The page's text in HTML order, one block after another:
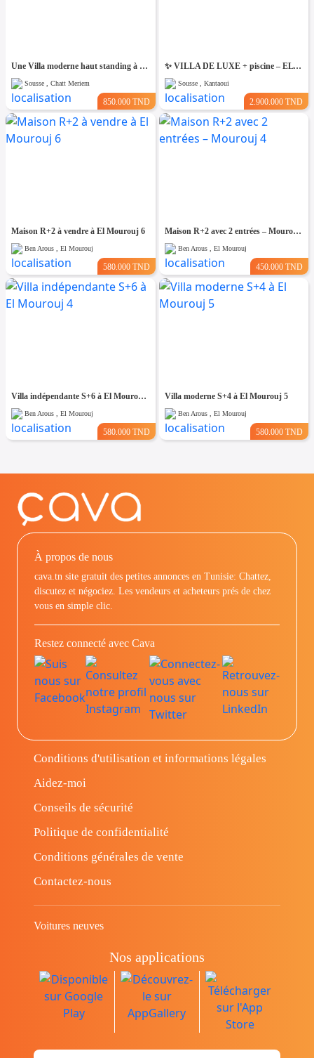
Une Villa moderne haut standing à Chatt Mariem Sousse Vue mer
Sousse , Chatt Meriem
850.000 TND
​✨ VILLA DE LUXE + piscine – EL KANTAOUI, SOUSSE
Sousse , Kantaoui
2.900.000 TND
Maison R+2 à vendre à El Mourouj 6
Ben Arous , El Mourouj
580.000 TND
Maison R+2 avec 2 entrées – Mourouj 4
Ben Arous , El Mourouj
450.000 TND
Villa indépendante S+6 à El Mourouj 4
Ben Arous , El Mourouj
580.000 TND
Villa moderne S+4 à El Mourouj 5
Ben Arous , El Mourouj
580.000 TND
À propos de nous
cava.tn site gratuit des petites annonces en Tunisie: Chattez,
discutez et négociez. Les vendeurs et acheteurs prés de chez
vous en simple clic.
Restez connecté avec Cava
Conditions d'utilisation et informations légales
Aidez-moi
Conseils de sécurité
Politique de confidentialité
Conditions générales de vente
Contactez-nous
Voitures neuves
Nos applications